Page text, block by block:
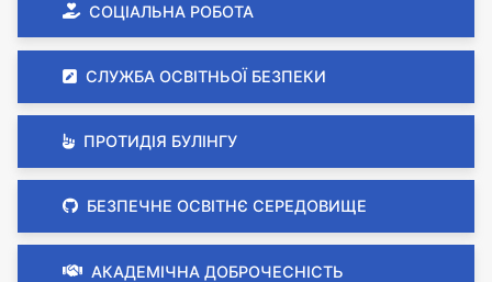
СОЦІАЛЬНА РОБОТА
СЛУЖБА ОСВІТНЬОЇ БЕЗПЕКИ
ПРОТИДІЯ БУЛІНГУ
БЕЗПЕЧНЕ ОСВІТНЄ СЕРЕДОВИЩЕ
АКАДЕМІЧНА ДОБРОЧЕСНІСТЬ